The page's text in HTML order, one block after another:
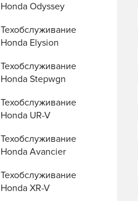
Honda Odyssey
Техобслуживание
Honda Elysion
Техобслуживание
Honda Stepwgn
Техобслуживание
Honda UR-V
Техобслуживание
Honda Avancier
Техобслуживание
Honda XR-V